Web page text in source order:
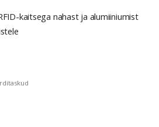
kaitsega nahast ja alumiiniumist